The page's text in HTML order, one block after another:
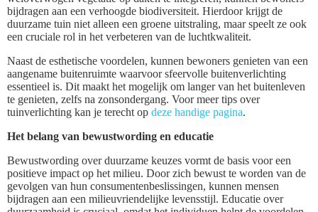
bijdragen aan een verhoogde biodiversiteit. Hierdoor krijgt de
duurzame tuin niet alleen een groene uitstraling, maar speelt ze ook
een cruciale rol in het verbeteren van de luchtkwaliteit.
Naast de esthetische voordelen, kunnen bewoners genieten van een
aangename buitenruimte waarvoor sfeervolle buitenverlichting
essentieel is. Dit maakt het mogelijk om langer van het buitenleven
te genieten, zelfs na zonsondergang. Voor meer tips over
tuinverlichting kan je terecht op deze handige pagina.
Het belang van bewustwording en educatie
Bewustwording over duurzame keuzes vormt de basis voor een
positieve impact op het milieu. Door zich bewust te worden van de
gevolgen van hun consumentenbeslissingen, kunnen mensen
bijdragen aan een milieuvriendelijke levensstijl. Educatie over